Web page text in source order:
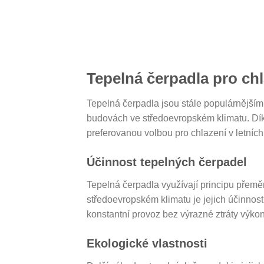
Tepelná čerpadla pro
Tepelná čerpadla jsou stále
budovách ve středoevropském klimatu.
preferovanou volbou pro chlazení v
Účinnost tepelných čerpadel
Tepelná čerpadla využívají principu
středoevropském klimatu je jejich
konstantní provoz bez výrazné ztráty
Ekologické vlastnosti